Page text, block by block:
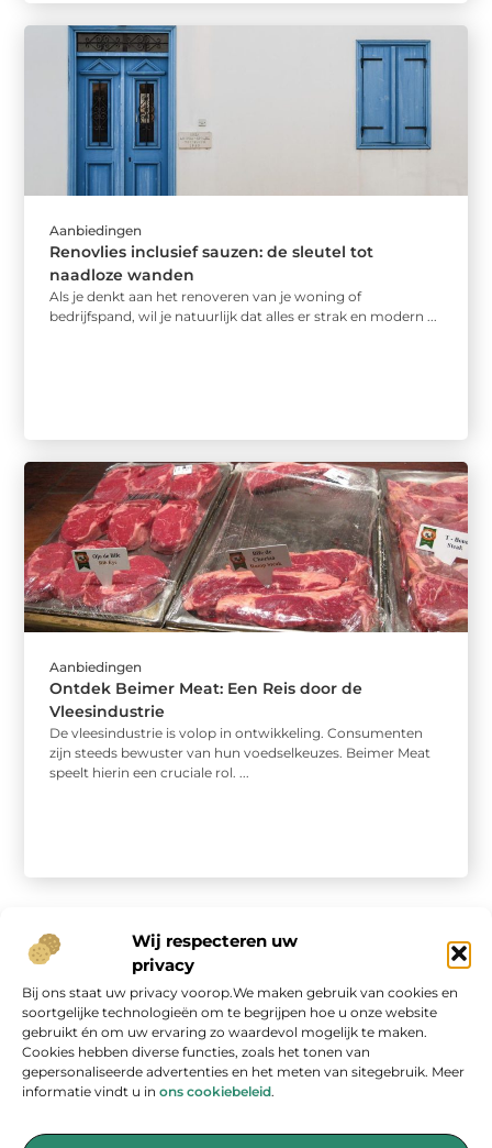
Wij respecteren uw
privacy
Bij ons staat uw privacy voorop.We maken gebruik van cookies en
soortgelijke technologieën om te begrijpen hoe u onze website
gebruikt én om uw ervaring zo waardevol mogelijk te maken.
Cookies hebben diverse functies, zoals het tonen van
gepersonaliseerde advertenties en het meten van sitegebruik. Meer
informatie vindt u in ons cookiebeleid.
Aanbiedingen
Renovlies inclusief sauzen: de sleutel tot
naadloze wanden
Als je denkt aan het renoveren van je woning of
bedrijfspand, wil je natuurlijk dat alles er strak en modern ...
Aanbiedingen
Ontdek Beimer Meat: Een Reis door de
Vleesindustrie
De vleesindustrie is volop in ontwikkeling. Consumenten
zijn steeds bewuster van hun voedselkeuzes. Beimer Meat
speelt hierin een cruciale rol. ...
Onze informatie